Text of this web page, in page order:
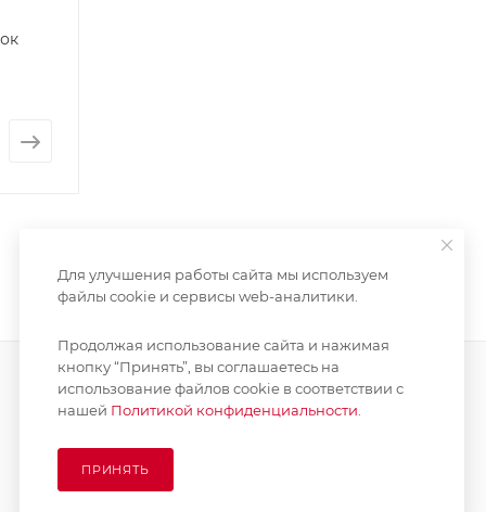
Для улучшения работы сайта мы используем
файлы cookie и сервисы web-аналитики.
Продолжая использование сайта и нажимая
кнопку “Принять”, вы соглашаетесь на
использование файлов cookie в соответствии с
нашей Политикой конфиденциальности.
ПРИНЯТЬ